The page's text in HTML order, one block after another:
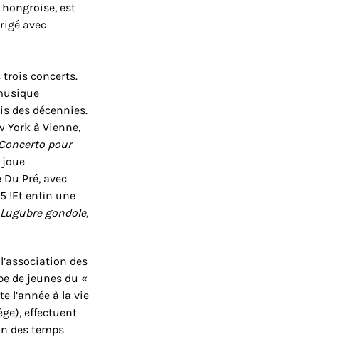
est
avec
trois concerts.
des décennies.
York à Vienne,
pour
joue
Pré, avec
!Et enfin une
gondole,
des
de jeunes du «
l’année à la vie
effectuent
des temps